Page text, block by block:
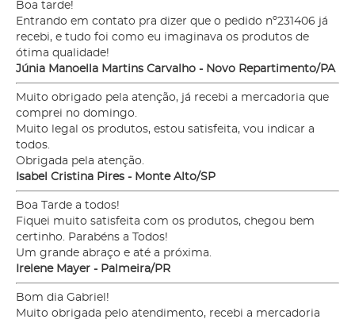
Boa tarde!
Entrando em contato pra dizer que o pedido nº231406 já
recebi, e tudo foi como eu imaginava os produtos de
ótima qualidade!
Júnia Manoella Martins Carvalho - Novo Repartimento/PA
Muito obrigado pela atenção, já recebi a mercadoria que
comprei no domingo.
Muito legal os produtos, estou satisfeita, vou indicar a
todos.
Obrigada pela atenção.
Isabel Cristina Pires - Monte Alto/SP
Boa Tarde a todos!
Fiquei muito satisfeita com os produtos, chegou bem
certinho. Parabéns a Todos!
Um grande abraço e até a próxima.
Irelene Mayer - Palmeira/PR
Bom dia Gabriel!
Muito obrigada pelo atendimento, recebi a mercadoria